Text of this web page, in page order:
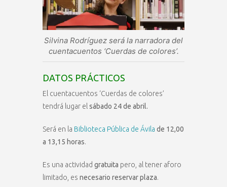
Silvina Rodríguez será la narradora del
cuentacuentos ‘Cuerdas de colores’.
DATOS PRÁCTICOS
El cuentacuentos ‘Cuerdas de colores’
tendrá lugar el sábado 24 de abril.
Será en la Biblioteca Pública de Ávila de 12,00
a 13,15 horas.
Es una actividad gratuita pero, al tener aforo
limitado, es necesario reservar plaza.